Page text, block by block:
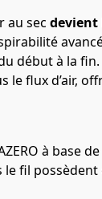
au sec
début à la
le flux d’air,
à base
fil